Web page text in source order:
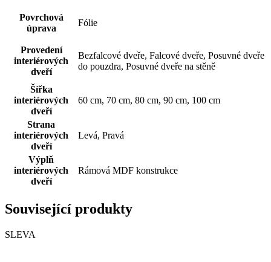
Povrchová
úprava
Fólie
Provedení
interiérových
dveří
Bezfalcové dveře, Falcové dveře, Posuvné dveře
do pouzdra, Posuvné dveře na stěně
Šířka
interiérových
dveří
60 cm, 70 cm, 80 cm, 90 cm, 100 cm
Strana
interiérových
dveří
Levá, Pravá
Výplň
interiérových
dveří
Rámová MDF konstrukce
Související produkty
SLEVA